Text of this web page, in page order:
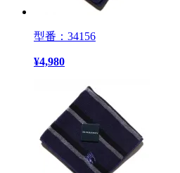
型番：34156
¥4,980